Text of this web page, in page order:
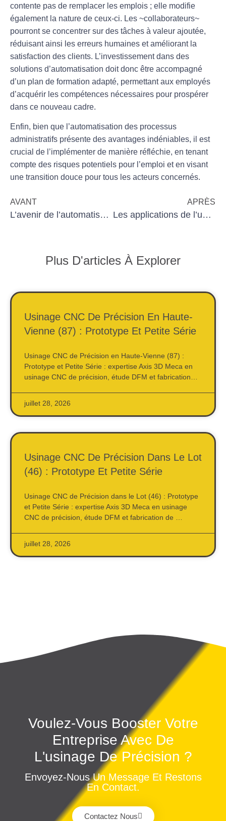
contente pas de remplacer les emplois ; elle modifie
également la nature de ceux-ci. Les ~collaborateurs~
pourront se concentrer sur des tâches à valeur ajoutée,
réduisant ainsi les erreurs humaines et améliorant la
satisfaction des clients. L’investissement dans des
solutions d’automatisation doit donc être accompagné
d’un plan de formation adapté, permettant aux employés
d’acquérir les compétences nécessaires pour prospérer
dans ce nouveau cadre.
Enfin, bien que l’automatisation des processus
administratifs présente des avantages indéniables, il est
crucial de l’implémenter de manière réfléchie, en tenant
compte des risques potentiels pour l’emploi et en visant
une transition douce pour tous les acteurs concernés.
AVANT
L’avenir de l’automatisation dans le secteur des TPE industrielles
APRÈS
Les applications de l’usinage dans l’aérospatiale
Plus D'articles À Explorer
Usinage CNC De Précision En Haute-
Vienne (87) : Prototype Et Petite Série
Usinage CNC de Précision en Haute-Vienne (87) :
Prototype et Petite Série : expertise Axis 3D Meca en
usinage CNC de précision, étude DFM et fabrication…
juillet 28, 2026
Usinage CNC De Précision Dans Le Lot
(46) : Prototype Et Petite Série
Usinage CNC de Précision dans le Lot (46) : Prototype
et Petite Série : expertise Axis 3D Meca en usinage
CNC de précision, étude DFM et fabrication de …
juillet 28, 2026
Voulez-Vous Booster Votre
Entreprise Avec De
L'usinage De Précision ?
Envoyez-Nous Un Message Et Restons
En Contact.
Contactez Nous